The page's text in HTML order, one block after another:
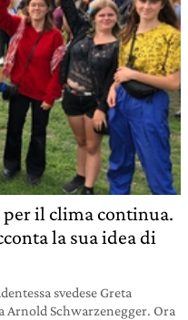
il clima continua.
la sua idea di
svedese Greta
Arnold Schwarzenegger. Ora